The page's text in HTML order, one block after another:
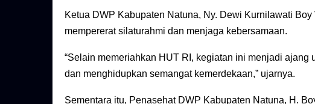
Ketua DWP Kabupaten Natuna, Ny. Dewi Kurnilawati
mempererat silaturahmi dan menjaga kebersamaan.
“Selain memeriahkan HUT RI, kegiatan ini menjadi
dan menghidupkan semangat kemerdekaan,” ujarnya.
Sementara itu, Penasehat DWP Kabupaten Natuna, H.